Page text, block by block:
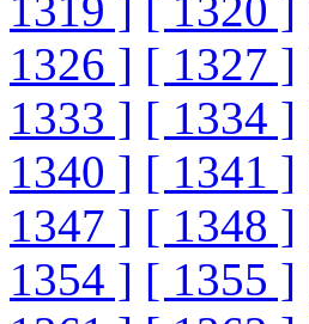
1319 ] [ 1320 ]
1326 ] [ 1327 ]
1333 ] [ 1334 ]
1340 ] [ 1341 ]
1347 ] [ 1348 ]
1354 ] [ 1355 ]